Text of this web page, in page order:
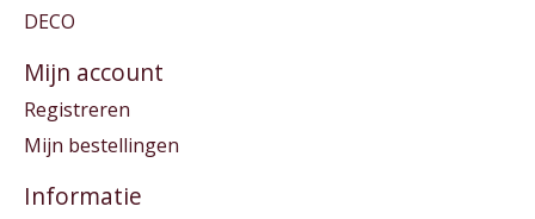
DECO
Mijn account
Registreren
Mijn bestellingen
Informatie